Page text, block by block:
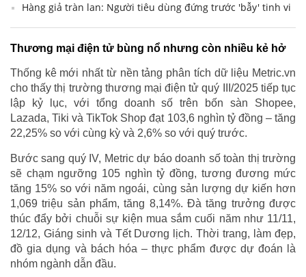
Hàng giả tràn lan: Người tiêu dùng đứng trước 'bẫy' tinh vi
Thương mại điện tử bùng nổ nhưng còn nhiều kẻ hở
Thống kê mới nhất từ nền tảng phân tích dữ liệu Metric.vn
cho thấy thị trường thương mại điện tử quý III/2025 tiếp tục
lập kỷ lục, với tổng doanh số trên bốn sàn Shopee,
Lazada, Tiki và TikTok Shop đạt 103,6 nghìn tỷ đồng – tăng
22,25% so với cùng kỳ và 2,6% so với quý trước.
Bước sang quý IV, Metric dự báo doanh số toàn thị trường
sẽ chạm ngưỡng 105 nghìn tỷ đồng, tương đương mức
tăng 15% so với năm ngoái, cùng sản lượng dự kiến hơn
1,069 triệu sản phẩm, tăng 8,14%. Đà tăng trưởng được
thúc đẩy bởi chuỗi sự kiện mua sắm cuối năm như 11/11,
12/12, Giáng sinh và Tết Dương lịch. Thời trang, làm đẹp,
đồ gia dụng và bách hóa – thực phẩm được dự đoán là
nhóm ngành dẫn đầu.